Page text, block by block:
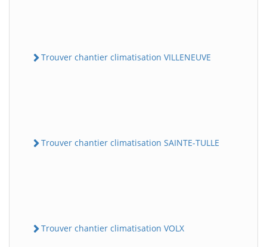
Trouver chantier climatisation VILLENEUVE
Trouver chantier climatisation SAINTE-TULLE
Trouver chantier climatisation VOLX